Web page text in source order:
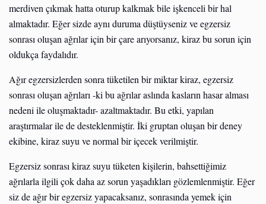
merdiven çıkmak hatta oturup kalkmak bile işkenceli bir hal
almaktadır. Eğer sizde aynı duruma düştüyseniz ve egzersiz
sonrası oluşan ağrılar için bir çare arıyorsanız, kiraz bu sorun için
oldukça faydalıdır.
Ağır egzersizlerden sonra tüketilen bir miktar kiraz, egzersiz
sonrası oluşan ağrıları -ki bu ağrılar aslında kasların hasar alması
nedeni ile oluşmaktadır- azaltmaktadır. Bu etki, yapılan
araştırmalar ile de desteklenmiştir. İki gruptan oluşan bir deney
ekibine, kiraz suyu ve normal bir içecek verilmiştir.
Egzersiz sonrası kiraz suyu tüketen kişilerin, bahsettiğimiz
ağrılarla ilgili çok daha az sorun yaşadıkları gözlemlenmiştir. Eğer
siz de ağır bir egzersiz yapacaksanız, sonrasında yemek için